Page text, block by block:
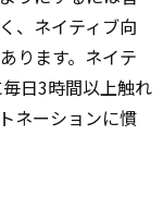
、ネイティブ向
ります。ネイテ
日3時間以上触れ
ネーションに慣